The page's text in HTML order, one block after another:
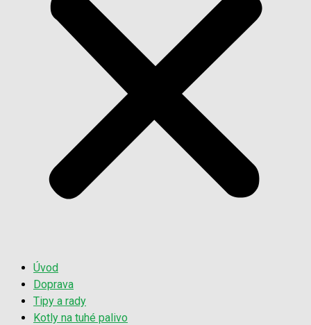
Úvod
Doprava
Tipy a rady
Kotly na tuhé palivo